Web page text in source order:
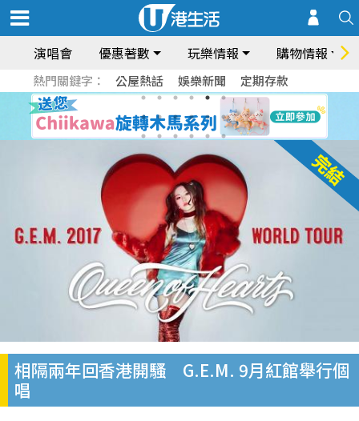
演唱會 優惠著數 玩樂情報 購物情報
熱門關鍵字： 公屋熱話 娛樂新聞 定期存款
相隔兩年回香港開騷 G.E.M. 9月紅館舉行個
唱